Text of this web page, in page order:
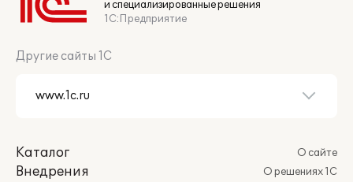
и специализированные решения
1С:Предприятие
Другие сайты 1С
Каталог
Внедрения
О сайте
О решениях 1С